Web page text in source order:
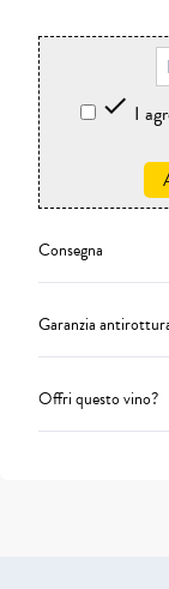
 I
Consegna
Garanzia
Offri questo vino?